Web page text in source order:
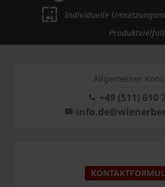
Individuelle
Produktvielfalt
Allgemeiner
+49 (511) 610